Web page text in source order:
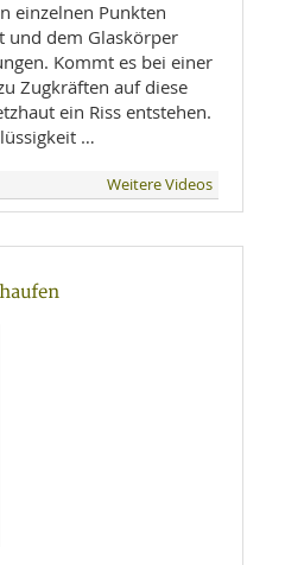
einzelnen Punkten
und dem Glaskörper
Kommt es bei einer
Zugkräften auf diese
ein Riss entstehen.
…
Weitere Videos